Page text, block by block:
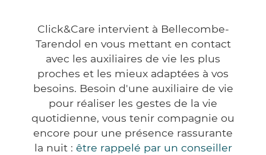
Click&Care intervient à Bellecombe-
Tarendol en vous mettant en contact
avec les auxiliaires de vie les plus
proches et les mieux adaptées à vos
besoins. Besoin d'une auxiliaire de vie
pour réaliser les gestes de la vie
quotidienne, vous tenir compagnie ou
encore pour une présence rassurante
la nuit : être rappelé par un conseiller